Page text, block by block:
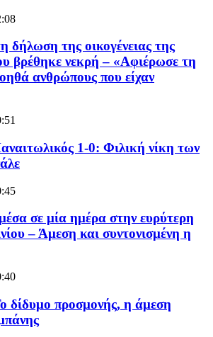
της οικογένειας της
βρέθηκε νεκρή – «Αφιέρωσε τη
ανθρώπους που είχαν
1-0: Φιλική νίκη των
σε μία ημέρα στην ευρύτερη
– Άμεση και συντονισμένη η
δίδυμο προσμονής, η άμεση